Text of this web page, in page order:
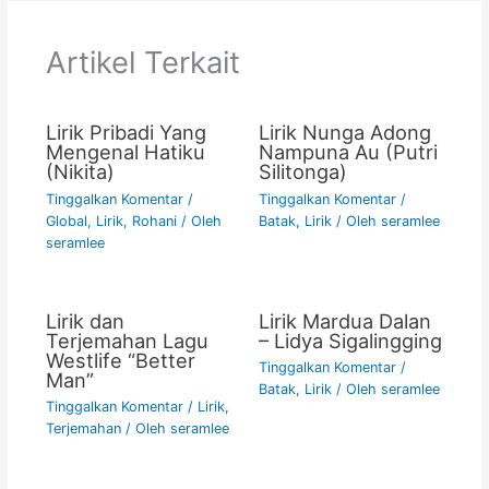
o
p k
Artikel Terkait
Lirik Pribadi Yang
Mengenal Hatiku
(Nikita)
Tinggalkan Komentar /
Global, Lirik, Rohani/ Oleh
seramlee
Lirik Nunga Adong
Nampuna Au (Putri
Silitonga)
Tinggalkan Komentar /
Batak, Lirik/ Oleh seramlee
Lirik dan
Terjemahan Lagu
Westlife “Better
Man”
Tinggalkan Komentar / Lirik,
Terjemahan/ Oleh seramlee
Lirik Mardua Dalan
– Lidya Sigalingging
Tinggalkan Komentar /
Batak, Lirik/ Oleh seramlee